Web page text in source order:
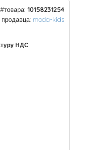
#товара: 10158231254
moda-kids
НДС